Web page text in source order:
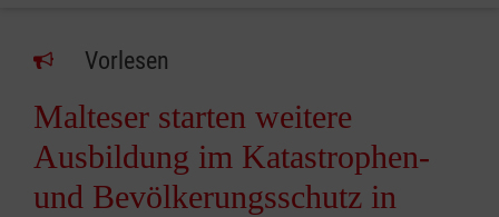
Vorlesen
Malteser starten weitere
Ausbildung im Katastrophen-
und Bevölkerungsschutz in